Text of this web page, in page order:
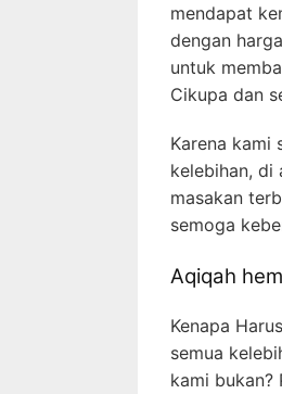
mendapat
dengan
untuk
Cikupa dan
Karena kami
kelebihan, di
masakan
semoga
Aqiqah
Kenapa
semua
kami bukan?